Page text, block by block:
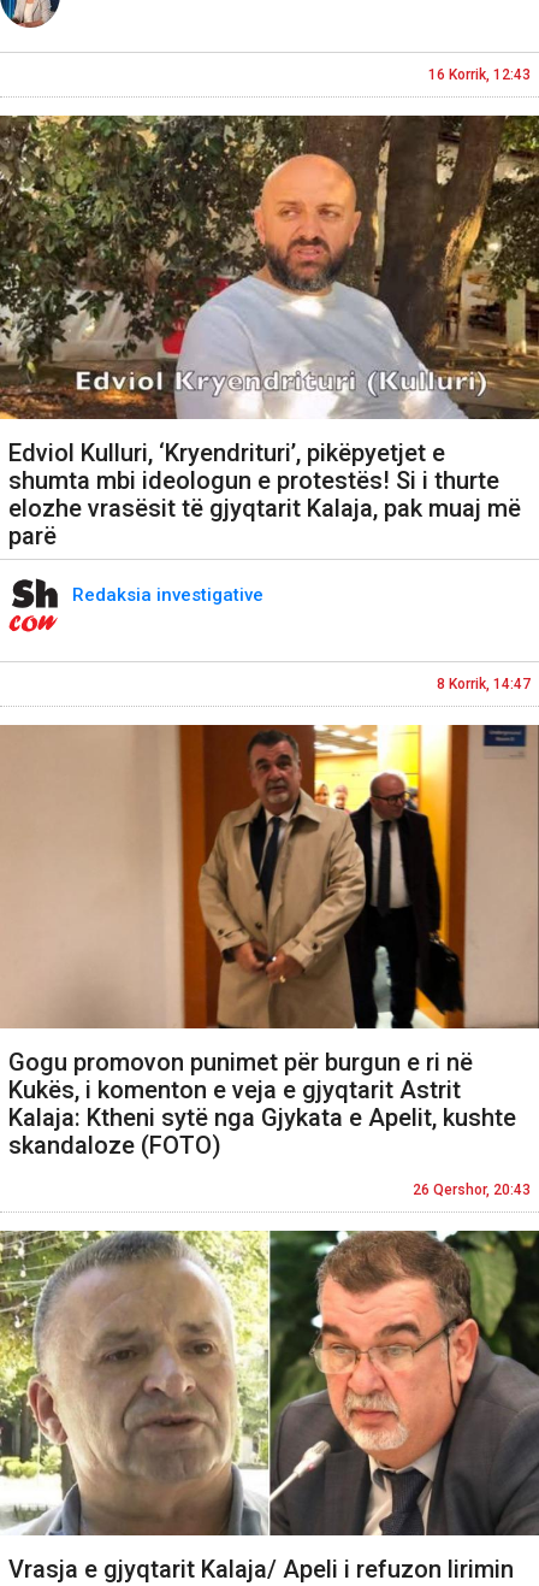
16 Korrik, 12:43
Edviol Kulluri, ‘Kryendrituri’, pikëpyetjet e
shumta mbi ideologun e protestës! Si i thurte
elozhe vrasësit të gjyqtarit Kalaja, pak muaj më
parë
Redaksia investigative
8 Korrik, 14:47
Gogu promovon punimet për burgun e ri në
Kukës, i komenton e veja e gjyqtarit Astrit
Kalaja: Ktheni sytë nga Gjykata e Apelit, kushte
skandaloze (FOTO)
26 Qershor, 20:43
Vrasja e gjyqtarit Kalaja/ Apeli i refuzon lirimin